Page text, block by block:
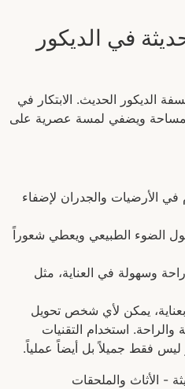
في الديكور
الديكور الحديث. الابتكار في
المساحة ويضفي لمسة عصرية على
الأرضيات والجدران لإضفاء
الضوء الطبيعي ويعطي شعوراً
وسهولة في العناية، مثل
بعناية، يمكن لأي شخص تحويل
والراحة. استخدام التقنيات
ليس فقط جميلاً بل أيضاً عملياً.